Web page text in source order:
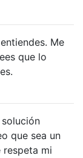
Me
que lo
que sea un
respeta mi